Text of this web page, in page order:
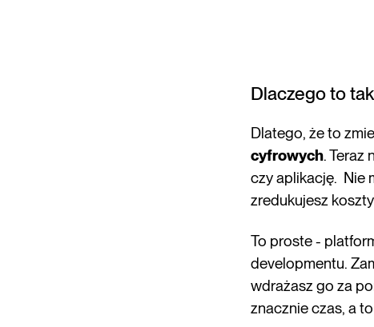
Dlaczego to
Dlatego, że to
cyfrowych. Teraz
czy aplikację. Nie
zredukujesz
To proste -
developmentu.
wdrażasz go za
znacznie czas, a